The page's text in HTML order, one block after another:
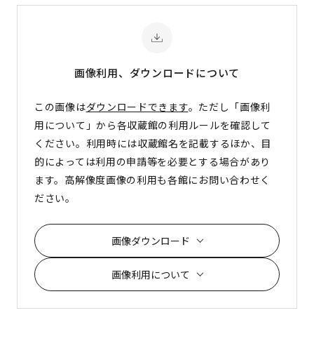
画像利用、ダウンロードについて
この画像はダウンロードできます。ただし「画像利
用について」から各収蔵館の利用ルールを確認して
ください。利用時には収蔵館名を記載するほか、目
的によっては利用の申請等を必要とする場合があり
ます。高解像度画像の利用も各館にお問い合わせく
ださい。
画像ダウンロード
画像利用について